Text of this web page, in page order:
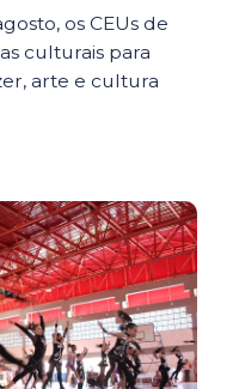
os CEUs de
culturais para
arte e cultura